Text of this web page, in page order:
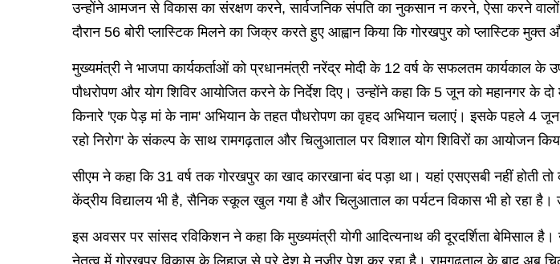
उन्होंने आमजन से विकास का संरक्षण करने, सार्वजनिक संपति का नुकसान न करने, ऐसा करने
दौरान 56 बोरी प्लास्टिक मिलने का जिक्र करते हुए आह्वान किया कि गोरखपुर को प्लास्टिक
मुख्यमंत्री ने भाजपा कार्यकर्ताओं को प्रधानमंत्री नरेंद्र मोदी के 12 वर्ष के सफलतम कार्यकाल
पौधरोपण और योग शिविर आयोजित करने के निर्देश दिए। उन्होंने कहा कि 5 जून को महानगर
किनारे 'एक पेड़ मां के नाम' अभियान के तहत पौधरोपण का वृहद अभियान चलाएं। इसके पहले 4
रहो निरोग' के संकल्प के साथ रामगढ़ताल और चिलुआताल पर विशाल योग शिविरों का आयोजन
सीएम ने कहा कि 31 वर्ष तक गोरखपुर का खाद कारखाना बंद पड़ा था। यहां एसएसबी नहीं होती
केंद्रीय विद्यालय भी है, सैनिक स्कूल खुल गया है और चिलुआताल का पर्यटन विकास भी हो रहा है।
इस अवसर पर सांसद रविकिशन ने कहा कि मुख्यमंत्री योगी आदित्यनाथ की दूरदर्शिता बेमिसाल
नेतृत्व में गोरखपुर विकास के लिहाज से पूरे देश मे नजीर पेश कर रहा है। रामगढ़ताल के बाद अब